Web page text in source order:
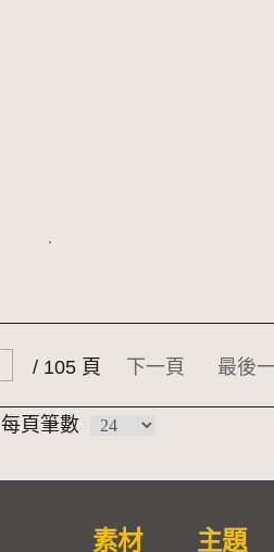
/ 105 頁 下一頁 最後
每頁筆數
素材 主題